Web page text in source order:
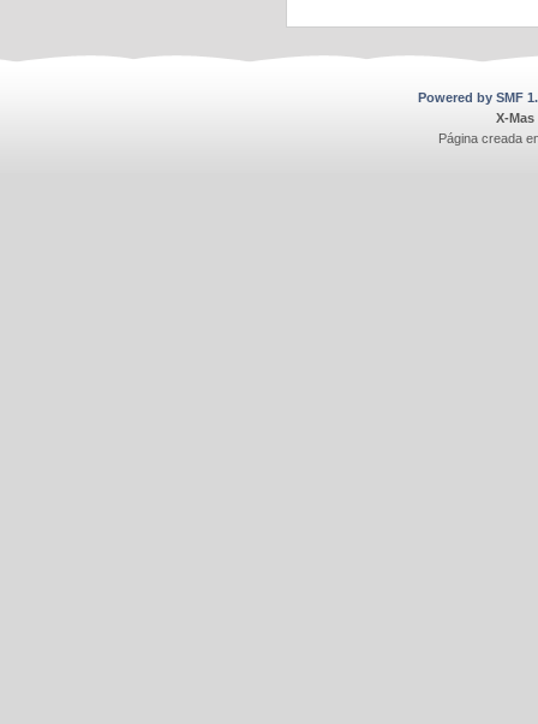
Powered by SMF
X-Mas
Página creada